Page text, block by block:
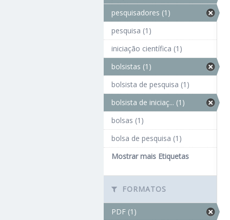
pesquisadores (1)
pesquisa (1)
iniciação científica (1)
bolsistas (1)
bolsista de pesquisa (1)
bolsista de iniciaç... (1)
bolsas (1)
bolsa de pesquisa (1)
Mostrar mais Etiquetas
FORMATOS
PDF (1)